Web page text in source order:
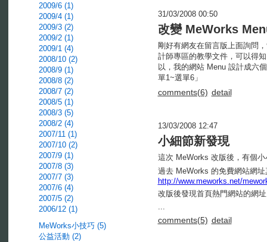
2009/6 (1)
2009/4 (1)
2009/3 (2)
2009/2 (1)
2009/1 (4)
2008/10 (2)
2008/9 (1)
2008/8 (2)
2008/7 (2)
2008/5 (1)
2008/3 (5)
2008/2 (4)
2007/11 (1)
2007/10 (2)
2007/9 (1)
2007/8 (3)
2007/7 (3)
2007/6 (4)
2007/5 (2)
2006/12 (1)
MeWorks小技巧 (5)
公益活動 (2)
31/03/2008 00:50
改變 MeWorks
剛好有網友在留言版上面詢問
計師專區的教學文件，可以得
以，我的網站 Menu 設計成六
單1~選單6」
comments(6) detail
13/03/2008 12:47
小細節新發現
這次 MeWorks 改版後，有個
過去 MeWorks 的免費網站網
http://www.meworks.net/
改版後發現首頁熱門網站的網
...
comments(5) detail